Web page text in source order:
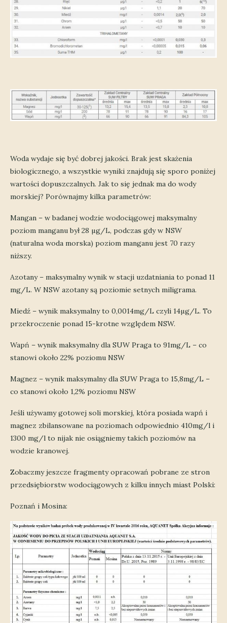
Woda wydaje się być dobrej jakości. Brak jest skażenia
biologicznego, a wszystkie wyniki znajdują się sporo poniżej
wartości dopuszczalnych. Jak to się jednak ma do wody
morskiej? Porównajmy kilka parametrów:
Mangan – w badanej wodzie wodociągowej maksymalny
poziom manganu był 28 µg/L, podczas gdy w NSW
(naturalna woda morska) poziom manganu jest 70 razy
niższy.
Azotany – maksymalny wynik w stacji uzdatniania to ponad 11
mg/L. W NSW azotany są poziomie setnych miligrama.
Miedź – wynik maksymalny to 0,0014mg/L czyli 14µg/L. To
przekroczenie ponad 15-krotne względem NSW.
Wapń – wynik maksymalny dla SUW Praga to 91mg/L – co
stanowi około 22% poziomu NSW
Magnez – wynik maksymalny dla SUW Praga to 15,8mg/L –
co stanowi około 1,2% poziomu NSW
Jeśli używamy gotowej soli morskiej, która posiada wapń i
magnez zbilansowane na poziomach odpowiednio 410mg/l i
1300 mg/l to nijak nie osiągniemy takich poziomów na
wodzie kranowej.
Zobaczmy jeszcze fragmenty opracowań pobrane ze stron
przedsiębiorstw wodociągowych z kilku innych miast Polski:
Poznań i Mosina: